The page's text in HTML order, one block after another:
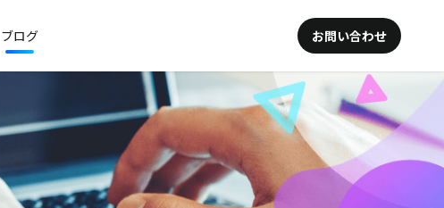
ブログ お問い合わせ